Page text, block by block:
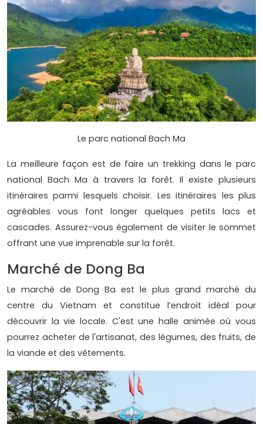
Le parc national Bach Ma
La meilleure façon est de faire un trekking dans le parc
national Bach Ma à travers la forêt. Il existe plusieurs
itinéraires parmi lesquels choisir. Les itinéraires les plus
agréables vous font longer quelques petits lacs et
cascades. Assurez-vous également de visiter le sommet
offrant une vue imprenable sur la forêt.
Marché de Dong Ba
Le marché de Dong Ba est le plus grand marché du
centre du Vietnam et constitue l’endroit idéal pour
découvrir la vie locale. C'est une halle animée où vous
pourrez acheter de l'artisanat, des légumes, des fruits, de
la viande et des vêtements.